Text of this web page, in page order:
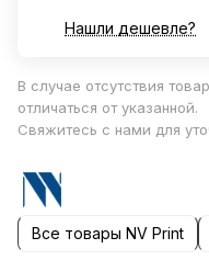
Нашли дешевле?
В случае отсутствия
отличаться от указанной.
Свяжитесь с нами для
Все товары NV Print